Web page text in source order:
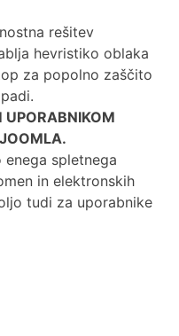
rešitev
hevristiko oblaka
za popolno zaščito
UPORABNIKOM
spletnega
in elektronskih
tudi za uporabnike